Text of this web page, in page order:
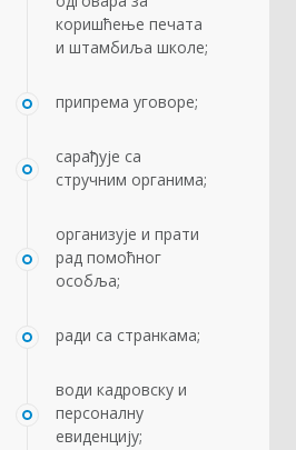
коришћење печата
и штамбиља школе;
припрема уговоре;
сарађује са
стручним органима;
организује и прати
рад помоћног
особља;
ради са странкама;
води кадровску и
персоналну
евиденцију;